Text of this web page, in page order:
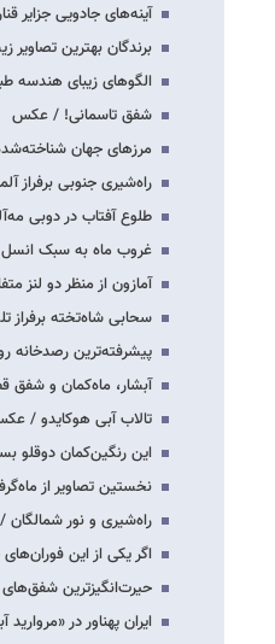
آینه‌های جادویی جزایر
برندگان بهترین تصاویر زیست‌محیطی
الگوهای زیبای هندسه
شفق تاسمانی! / عکس
مرزهای جهان
راه‌شیری جنوبی برفراز
طلوع آفتاب در دوبی
غروب ماه به سبک
آمازون از منظر دو لنز
سحابی شاه‌تخته
پیشرفته‌ترین
آبشار، ماه‌کمان و
تالاب آبی هوکایدو /
این رنگین‌کمان دوقلو
نخستین تصاویر از
راه‌شیری و نور
اگر یکی از این
حیرت‌انگیزترین
ایران پهناور در